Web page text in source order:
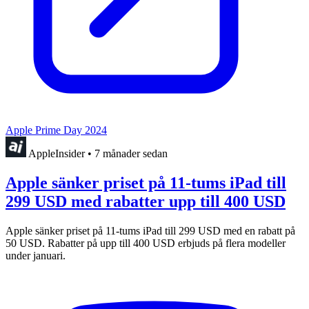
Apple Prime Day 2024
AppleInsider • 7 månader sedan
Apple sänker priset på 11-tums iPad till
299 USD med rabatter upp till 400 USD
Apple sänker priset på 11-tums iPad till 299 USD med en rabatt på
50 USD. Rabatter på upp till 400 USD erbjuds på flera modeller
under januari.